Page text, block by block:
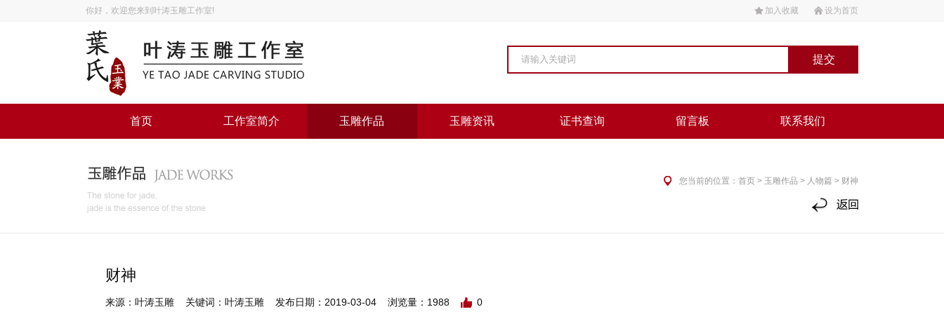
设为首页
加入收藏
你好，欢迎您来到叶涛玉雕工作室!
首页 工作室简介 玉雕作品 玉雕资讯 证书查询 留言板 联系我们
您当前的位置： 首页 > 玉雕作品 > 人物篇 > 财神
财神
来源：叶涛玉雕 关键词：叶涛玉雕 发布日期：2019-03-04 浏览量：1988 0